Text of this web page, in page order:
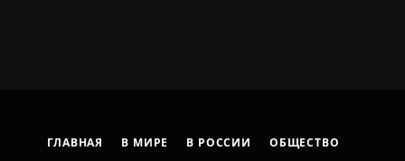
ГЛАВНАЯ В МИРЕ В РОССИИ ОБЩЕСТВО